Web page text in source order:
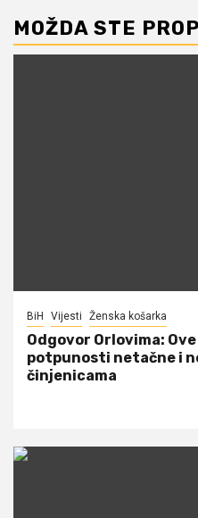
MOŽDA STE
BiH Vijesti Ženska košarka
Odgovor Orlovima:
potpunosti netačne i
činjenicama